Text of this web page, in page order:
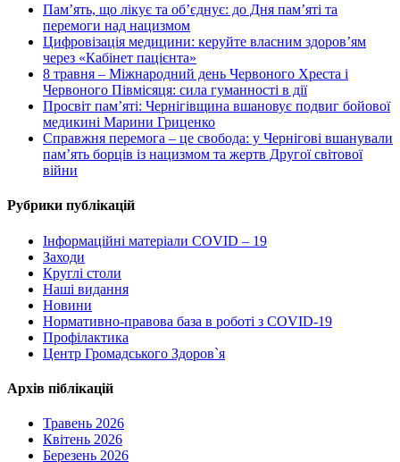
Пам’ять, що лікує та об’єднує: до Дня пам’яті та
перемоги над нацизмом
Цифровізація медицини: керуйте власним здоров’ям
через «Кабінет пацієнта»
8 травня – Міжнародний день Червоного Хреста і
Червоного Півмісяця: сила гуманності в дії
Просвіт пам’яті: Чернігівщина вшановує подвиг бойової
медикині Марини Гриценко
Справжня перемога – це свобода: у Чернігові вшанували
пам’ять борців із нацизмом та жертв Другої світової
війни
Рубрики публікацій
Інформаційні матеріали COVID – 19
Заходи
Круглі столи
Наші видання
Новини
Нормативно-правова база в роботі з COVID-19
Профілактика
Центр Громадського Здоров`я
Архів піблікацій
Травень 2026
Квітень 2026
Березень 2026